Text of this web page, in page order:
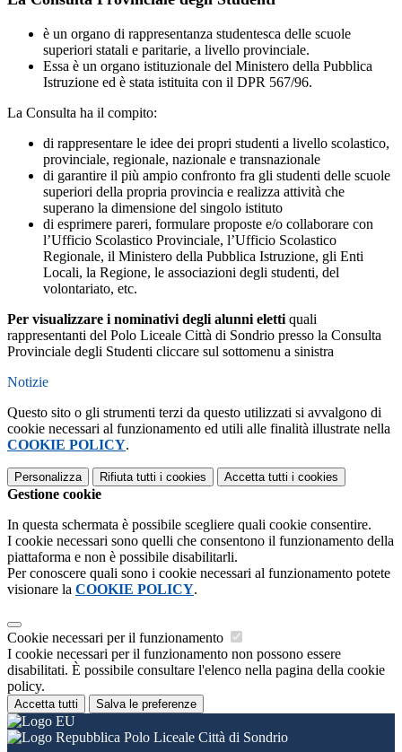
è un organo di rappresentanza studentesca delle scuole
superiori statali e paritarie, a livello provinciale.
Essa è un organo istituzionale del Ministero della Pubblica
Istruzione ed è stata istituita con il DPR 567/96.
La Consulta ha il compito:
di rappresentare le idee dei propri studenti a livello scolastico,
provinciale, regionale, nazionale e transnazionale
di garantire il più ampio confronto fra gli studenti delle scuole
superiori della propria provincia e realizza attività che
superano la dimensione del singolo istituto
di esprimere pareri, formulare proposte e/o collaborare con
l’Ufficio Scolastico Provinciale, l’Ufficio Scolastico
Regionale, il Ministero della Pubblica Istruzione, gli Enti
Locali, la Regione, le associazioni degli studenti, del
volontariato, etc.
Per visualizzare i nominativi degli alunni eletti quali
rappresentanti del Polo Liceale Città di Sondrio presso la Consulta
Provinciale degli Studenti cliccare sul sottomenu a sinistra
Notizie
Questo sito o gli strumenti terzi da questo utilizzati si avvalgono di
cookie necessari al funzionamento ed utili alle finalità illustrate nella
COOKIE POLICY.
Personalizza Rifiuta tutti i cookies Accetta tutti i cookies
Gestione cookie
In questa schermata è possibile scegliere quali cookie consentire.
I cookie necessari sono quelli che consentono il funzionamento della
piattaforma e non è possibile disabilitarli.
Per conoscere quali sono i cookie necessari al funzionamento potete
visionare la COOKIE POLICY.
Cookie necessari per il funzionamento
I cookie necessari per il funzionamento non possono essere
disabilitati. È possibile consultare l'elenco nella pagina della cookie
policy.
Accetta tutti Salva le preferenze
Polo Liceale Città di Sondrio